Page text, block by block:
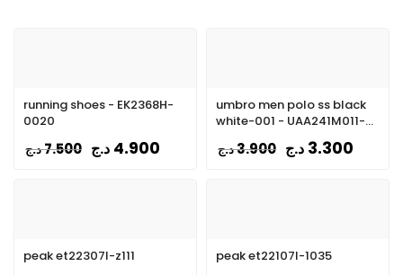
running shoes - EK2368H-
0020
7.500د.ج 4.900 د.ج
umbro men polo ss black
white-001 - UAA241M011-
3.900د.ج 3.300 د.ج
peak et22307l-z111 peak et22107l-1035